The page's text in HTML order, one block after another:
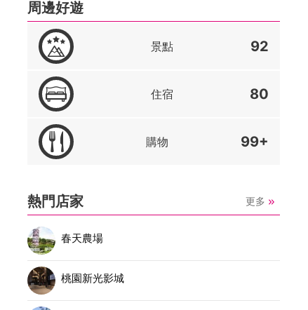
周邊好遊
景點 92
住宿 80
購物 99+
熱門店家 更多
春天農場
桃園新光影城